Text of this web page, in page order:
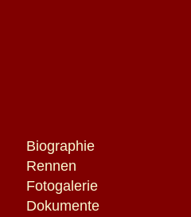
Biographie
Rennen
Fotogalerie
Dokumente